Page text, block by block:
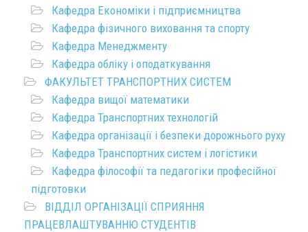
Кафедра Економіки і підприємництва
Кафедра фізичного виховання та спорту
Кафедра Менеджменту
Кафедра обліку і оподаткування
ФАКУЛЬТЕТ ТРАНСПОРТНИХ СИСТЕМ
Кафедра вищої математики
Кафедра Транспортних технологій
Кафедра організації і безпеки дорожнього руху
Кафедра Транспортних систем і логістики
Кафедра філософії та педагогіки професійної
підготовки
ВІДДІЛ ОРГАНІЗАЦІЇ СПРИЯННЯ
ПРАЦЕВЛАШТУВАННЮ СТУДЕНТІВ